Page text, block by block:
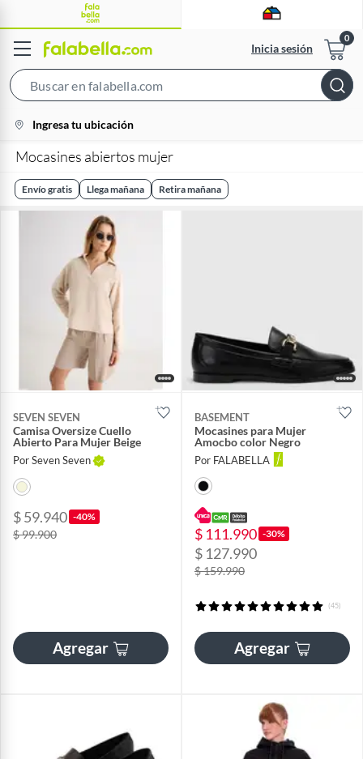
Inicia sesión
Bar
location-
icon
Ingresa tu ubicación
Mocasines abiertos mujer
Envío gratis Llega mañana Retira mañana
SEVEN SEVEN
Camisa Oversize Cuello
Abierto Para Mujer Beige
Por Seven Seven
$ 59.940 -40%
$ 99.900
Agregar
BASEMENT
Mocasines para Mujer
Amocbo color Negro
Por FALABELLA
$ 111.990 -30%
$ 127.990
$ 159.990
(45)
Agregar